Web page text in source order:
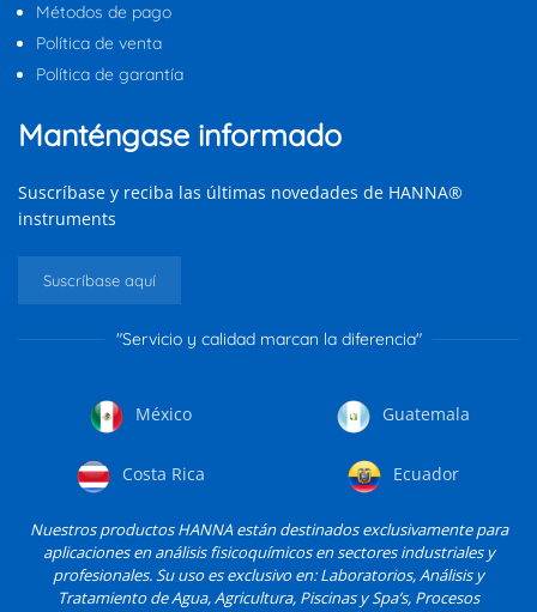
Métodos de pago
Política de venta
Política de garantía
Manténgase informado
Suscríbase y reciba las últimas novedades de HANNA®
instruments
Suscríbase aquí
"Servicio y calidad marcan la diferencia"
México Guatemala
Costa Rica Ecuador
Nuestros productos HANNA están destinados exclusivamente para
aplicaciones en análisis fisicoquímicos en sectores industriales y
profesionales. Su uso es exclusivo en: Laboratorios, Análisis y
Tratamiento de Agua, Agricultura, Piscinas y Spa’s, Procesos